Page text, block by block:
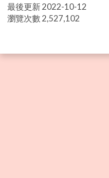
最後更新 2022-10-12
瀏覽次數 2,527,102